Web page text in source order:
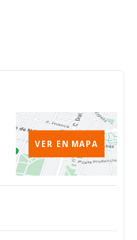
VER EN MAPA